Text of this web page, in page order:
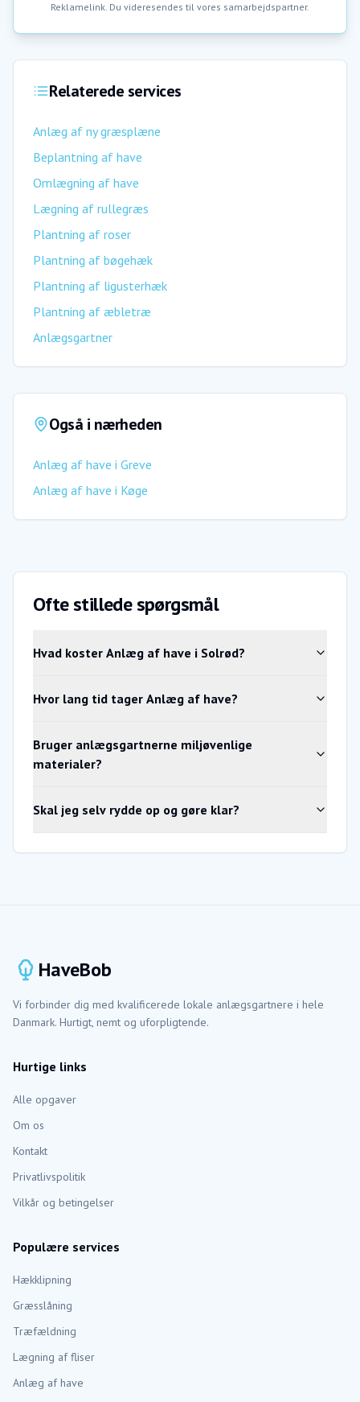
Reklamelink. Du videresendes til vores samarbejdspartner.
Relaterede services
Anlæg af ny græsplæne
Beplantning af have
Omlægning af have
Lægning af rullegræs
Plantning af roser
Plantning af bøgehæk
Plantning af ligusterhæk
Plantning af æbletræ
Anlægsgartner
Også i nærheden
Anlæg af have i Greve
Anlæg af have i Køge
Ofte stillede spørgsmål
Hvad koster Anlæg af have i Solrød?
Hvor lang tid tager Anlæg af have?
Bruger anlægsgartnerne miljøvenlige
materialer?
Skal jeg selv rydde op og gøre klar?
HaveBob
Vi forbinder dig med kvalificerede lokale anlægsgartnere i hele
Danmark. Hurtigt, nemt og uforpligtende.
Hurtige links
Alle opgaver
Om os
Kontakt
Privatlivspolitik
Vilkår og betingelser
Populære services
Hækklipning
Græsslåning
Træfældning
Lægning af fliser
Anlæg af have